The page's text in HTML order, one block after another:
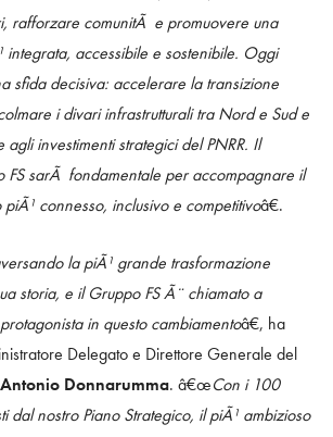
rafforzare comunitÃ e promuovere una
accessibile e sostenibile. Oggi
sfida decisiva: accelerare la transizione
i divari infrastrutturali tra Nord e Sud e
investimenti strategici del PNRR. Il
FS sarÃ fondamentale per accompagnare il
piÃ¹ connesso, inclusivo e competitivoâ€.
la piÃ¹ grande trasformazione
storia, e il Gruppo FS Ã¨ chiamato a
in questo cambiamentoâ€, ha
Delegato e Direttore Generale del
Donnarumma. â€œCon i 100
dal nostro Piano Strategico, il piÃ¹ ambizioso